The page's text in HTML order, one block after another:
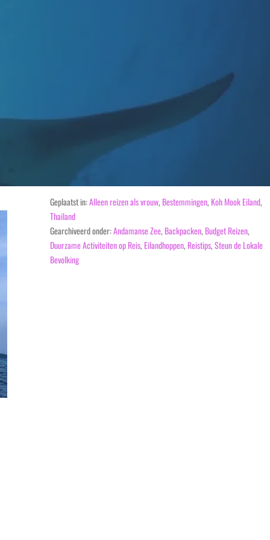
Geplaatst in:Alleen reizen als vrouw, Bestemmingen, Koh Mook Eiland,
Thailand
Gearchiveerd onder:Andamanse Zee, Backpacken, Budget Reizen,
Duurzame Activiteiten op Reis, Eilandhoppen, Reistips,Steun de Lokale
Bevolking